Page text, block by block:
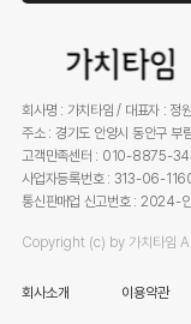
회사명 : 가치타임 / 대표자 : 정
주소 : 경기도 안양시 동안구 부
고객만족센터 : 010-8875-
사업자등록번호 : 313-06-
통신판매업 신고번호 : 2024-
Copyright (c) by 가치타임
회사소개 이용약관